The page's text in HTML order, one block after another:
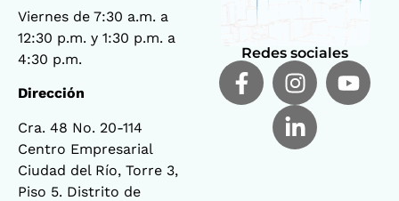
Viernes de 7:30 a.m. a
12:30 p.m. y 1:30 p.m. a
4:30 p.m.
Dirección
Cra. 48 No. 20-114
Centro Empresarial
Ciudad del Río, Torre 3,
Piso 5. Distrito de
Redes sociales